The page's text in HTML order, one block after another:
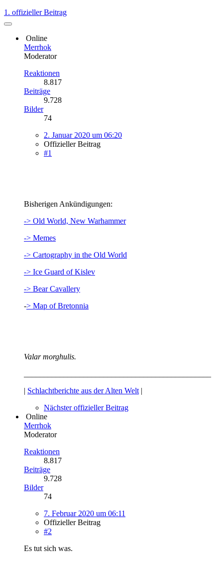
1. offizieller Beitrag
Online
Merrhok
Moderator
Reaktionen
8.817
Beiträge
9.728
Bilder
74
2. Januar 2020 um 06:20
Offizieller Beitrag
#1
Bisherigen Ankündigungen:
-> Old World, New Warhammer
-> Memes
-> Cartography in the Old World
-> Ice Guard of Kislev
-> Bear Cavallery
-> Map of Bretonnia
Valar morghulis.
| Schlachtberichte aus der Alten Welt |
Nächster offizieller Beitrag
Online
Merrhok
Moderator
Reaktionen
8.817
Beiträge
9.728
Bilder
74
7. Februar 2020 um 06:11
Offizieller Beitrag
#2
Es tut sich was.